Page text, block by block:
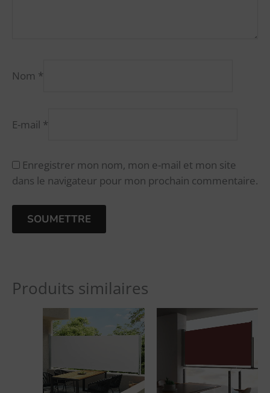
Nom *
E-mail *
Enregistrer mon nom, mon e-mail et mon site
dans le navigateur pour mon prochain commentaire.
t
Produits similaires